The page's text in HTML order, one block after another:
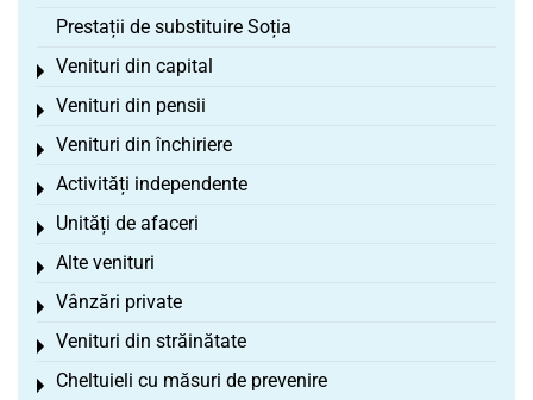
Prestații de substituire Soția
Venituri din capital
Toggle menu
Venituri din pensii
Toggle menu
Venituri din închiriere
Toggle menu
Activități independente
Toggle menu
Unități de afaceri
Toggle menu
Alte venituri
Toggle menu
Vânzări private
Toggle menu
Venituri din străinătate
Toggle menu
Cheltuieli cu măsuri de prevenire
Toggle menu